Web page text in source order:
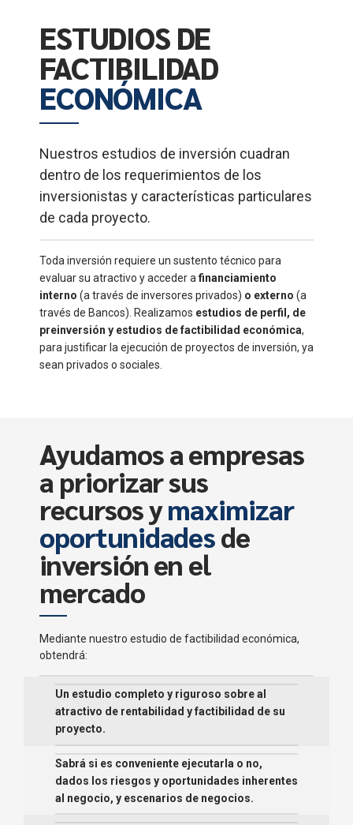
ESTUDIOS DE
FACTIBILIDAD
ECONÓMICA
Nuestros estudios de inversión cuadran
dentro de los requerimientos de los
inversionistas y características particulares
de cada proyecto.
Toda inversión requiere un sustento técnico para
evaluar su atractivo y acceder a financiamiento
interno (a través de inversores privados) o externo (a
través de Bancos). Realizamos estudios de perfil, de
preinversión y estudios de factibilidad económica,
para justificar la ejecución de proyectos de inversión, ya
sean privados o sociales.
Ayudamos a empresas
a priorizar sus
recursos ymaximizar
oportunidadesde
inversión en el
mercado
Mediante nuestro estudio de factibilidad económica,
obtendrá:
Un estudio completo y riguroso sobre al
atractivo de rentabilidad y factibilidad de su
proyecto.
Sabrá si es conveniente ejecutarla o no,
dados los riesgos y oportunidades inherentes
al negocio, y escenarios de negocios.